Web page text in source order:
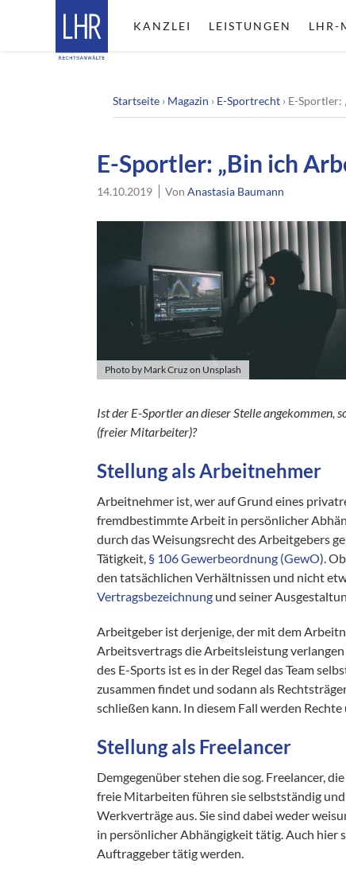
KANZLEI LEISTUNGEN LHR-
Startseite › Magazin › E-Sportrecht › E-Sportler:
E-Sportler: „Bin ich
14.10.2019 VonAnastasia Baumann
Photo by Mark Cruz on Unsplash
Ist der E-Sportler an dieser Stelle angekommen,
(freier Mitarbeiter)?
Stellung als Arbeitnehmer
Arbeitnehmer ist, wer auf Grund eines
fremdbestimmte Arbeit in persönlicher
durch das Weisungsrecht des Arbeitgebers
Tätigkeit, § 106 Gewerbeordnung (GewO).
den tatsächlichen Verhältnissen und nicht
Vertragsbezeichnung und seiner
Arbeitgeber ist derjenige, der mit dem
Arbeitsvertrags die Arbeitsleistung
des E-Sports ist es in der Regel das Team
zusammen findet und sodann als
schließen kann. In diesem Fall werden
Stellung als Freelancer
Demgegenüber stehen die sog. Freelancer,
freie Mitarbeiten führen sie selbstständig
Werkverträge aus. Sie sind dabei weder
in persönlicher Abhängigkeit tätig. Auch hier
Auftraggeber tätig werden.